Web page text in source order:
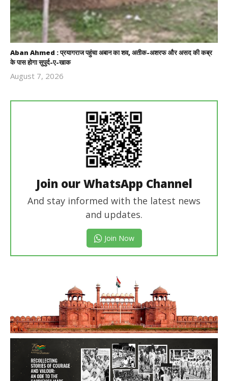
Aban Ahmed : प्रयागराज पहुंचा अबान का शव, अतीक-अशरफ और असद की कब्र
के पास होगा सुपुर्द-ए-खाक
August 7, 2026
Join our WhatsApp Channel
And stay informed with the latest news
and updates.
Join Now